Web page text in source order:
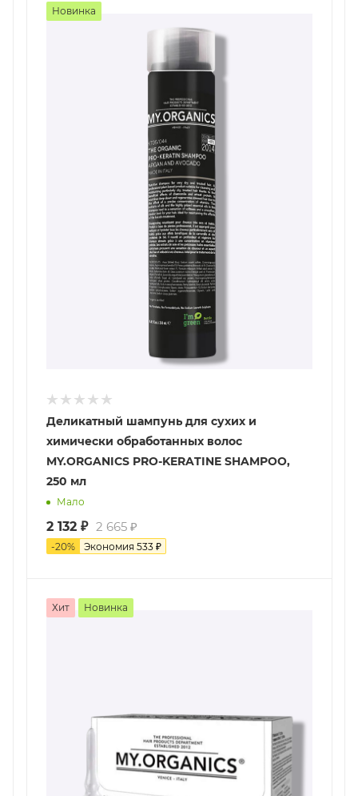
Новинка
Деликатный шампунь для сухих и
химически обработанных волос
MY.ORGANICS PRO-KERATINE SHAMPOO,
250 мл
Мало
2 132 ₽ 2 665 ₽
-20% Экономия 533 ₽
Хит Новинка